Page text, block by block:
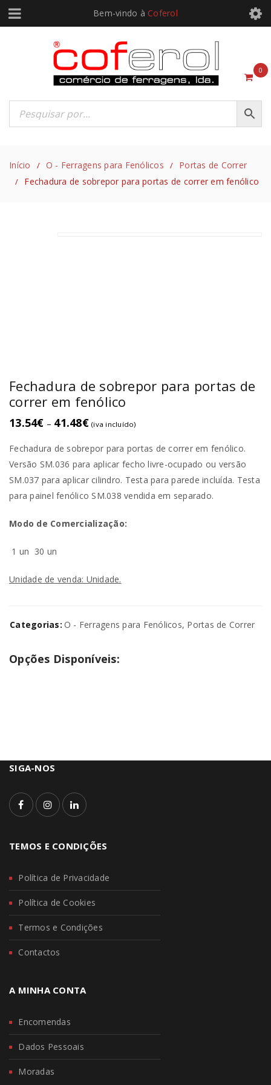
Bem-vindo à Coferol
0
Início / O - Ferragens para Fenólicos / Portas de Correr
/ Fechadura de sobrepor para portas de correr em fenólico
Fechadura de sobrepor para portas de
correr em fenólico
13.54€ – 41.48€ (iva incluído)
Fechadura de sobrepor para portas de correr em fenólico.
Versão SM.036 para aplicar fecho livre-ocupado ou versão
SM.037 para aplicar cilindro. Testa para parede incluída. Testa
para painel fenólico SM.038 vendida em separado.
Modo de Comercialização:
1 un 30 un
Unidade de venda: Unidade.
Categorias: O - Ferragens para Fenólicos, Portas de Correr
Opções Disponíveis:
SIGA-NOS
TEMOS E CONDIÇÕES
Política de Privacidade
Política de Cookies
Termos e Condições
Contactos
A MINHA CONTA
Encomendas
Dados Pessoais
Moradas